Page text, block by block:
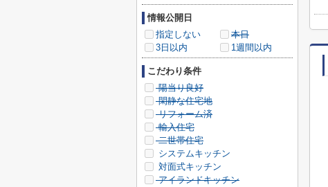
情報公開日
指定しない
本日
3日以内
1週間以内
こだわり条件
陽当り良好
閑静な住宅地
リフォーム済
輸入住宅
二世帯住宅
システムキッチン
対面式キッチン
アイランドキッチン